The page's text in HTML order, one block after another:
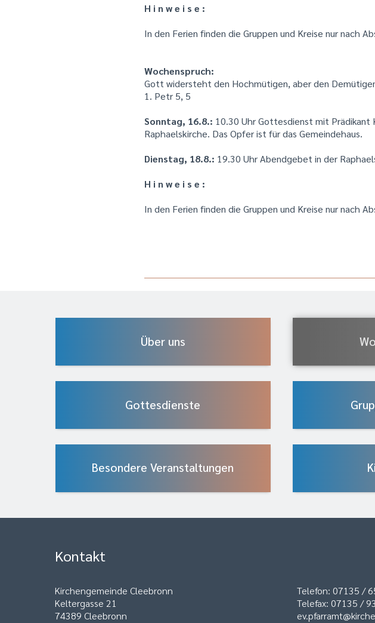
H i n w e i s e :
In den Ferien finden die Gruppen und Kreise nur nach
Wochenspruch:
Gott widersteht den Hochmütigen, aber den
1. Petr 5, 5
Sonntag, 16.8.: 10.30 Uhr Gottesdienst mit Prädikant
Raphaelskirche. Das Opfer ist für das Gemeindehaus.
Dienstag, 18.8.: 19.30 Uhr Abendgebet in der
H i n w e i s e :
In den Ferien finden die Gruppen und Kreise nur nach
Über uns
Gottesdienste
Besondere Veranstaltungen
Kontakt
Kirchengemeinde Cleebronn
Keltergasse 21
74389 Cleebronn
Telefon: 07135 /
Telefax: 07135 /